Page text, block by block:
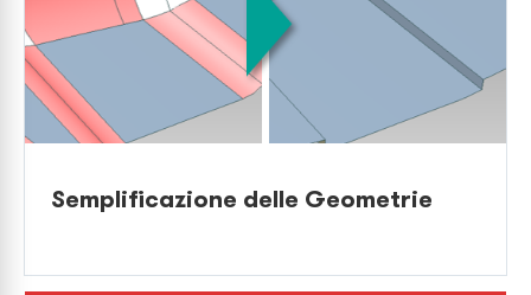
Semplificazione delle Geometrie